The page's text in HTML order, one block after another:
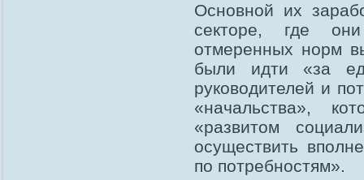
Основной их
секторе, где
отмеренных норм
были идти «за
руководителей и
«начальства»,
«развитом
осуществить
по потребностям».